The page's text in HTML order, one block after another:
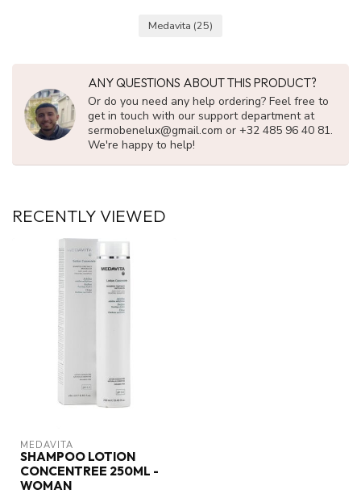
Medavita (25)
ANY QUESTIONS ABOUT THIS PRODUCT?
Or do you need any help ordering? Feel free to
get in touch with our support department at
sermobenelux@gmail.com or +32 485 96 40 81.
We're happy to help!
RECENTLY VIEWED
MEDAVITA
SHAMPOO LOTION
CONCENTREE 250ML -
WOMAN